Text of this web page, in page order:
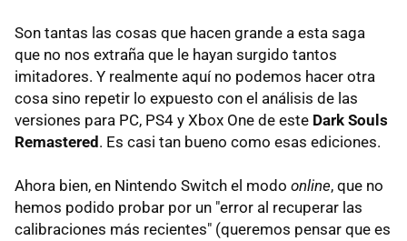
Son tantas las cosas que hacen grande a esta saga
que no nos extraña que le hayan surgido tantos
imitadores. Y realmente aquí no podemos hacer otra
cosa sino repetir lo expuesto con el análisis de las
versiones para PC, PS4 y Xbox One de este Dark Souls
Remastered . Es casi tan bueno como esas ediciones.
Ahora bien, en Nintendo Switch el modo online, que no
hemos podido probar por un "error al recuperar las
calibraciones más recientes" (queremos pensar que es